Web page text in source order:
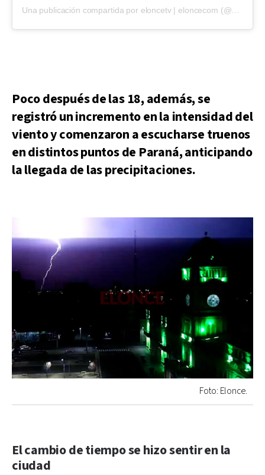
Poco después de las 18, además, se
registró un incremento en la intensidad del
viento y comenzaron a escucharse truenos
en distintos puntos de Paraná, anticipando
la llegada de las precipitaciones.
Foto: Elonce.
El cambio de tiempo se hizo sentir en la
ciudad